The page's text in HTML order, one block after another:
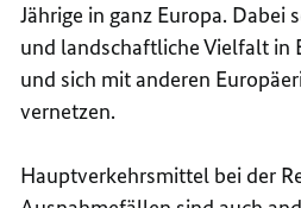
Jährige in ganz Europa. Dabei
und landschaftliche Vielfalt in
und sich mit anderen
vernetzen.
Hauptverkehrsmittel bei der